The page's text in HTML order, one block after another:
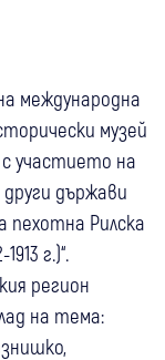
международна
музей
участието на
държави
пехотна Рилска
г.)“.
регион
на тема: